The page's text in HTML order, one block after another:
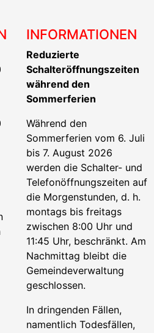
INFORMATIONEN
Reduzierte
Schalteröffnungszeiten
während den
Sommerferien
Während den
Sommerferien vom 6. Juli
bis 7. August 2026
werden die Schalter- und
Telefonöffnungszeiten auf
die Morgenstunden, d. h.
montags bis freitags
zwischen 8:00 Uhr und
11:45 Uhr, beschränkt. Am
Nachmittag bleibt die
Gemeindeverwaltung
geschlossen.
In dringenden Fällen,
namentlich Todesfällen,